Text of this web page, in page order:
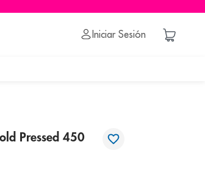
Iniciar Sesión
Pressed 450